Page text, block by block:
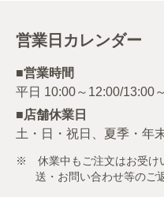
営業日カレンダー
■営業時間
■店舗休業日
土・日・祝日、夏季・年
※ 休業中もご注文はお受け
送・お問い合わせ等のご